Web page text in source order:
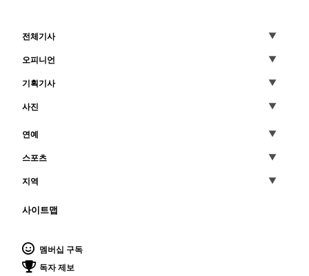
전체기사
오피니언
기획기사
사진
연예
스포츠
지역
사이트맵
멤버십 구독
독자 제보